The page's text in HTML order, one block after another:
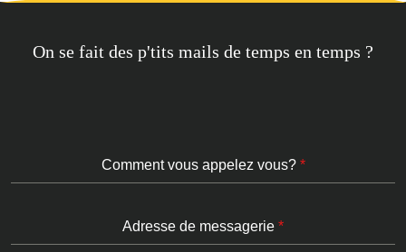
On se fait des p'tits mails de temps en temps ?
Comment vous appelez vous? *
Adresse de messagerie *